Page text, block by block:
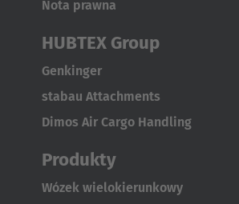
Nota prawna
HUBTEX Group
Genkinger
stabau Attachments
Dimos Air Cargo Handling
Produkty
Wózek wielokierunkowy